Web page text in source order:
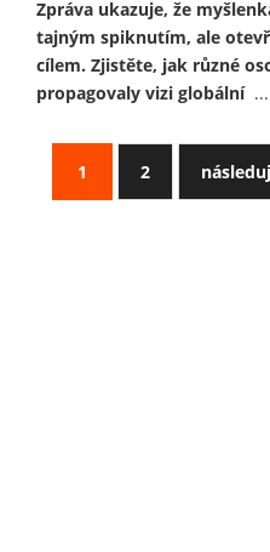
Zpráva ukazuje, že
tajným spiknutím, ale
cílem. Zjistěte, jak různé
propagovaly vizi globální ...
1 2